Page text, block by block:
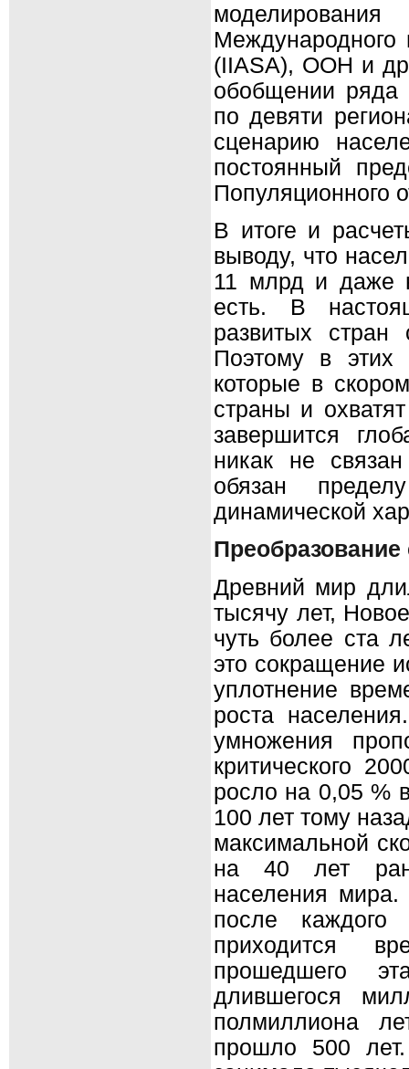
Международного
(IIASA), ООН и
обобщении ряда
по девяти
сценарию
постоянный
Популяционного
В итоге и
выводу, что
11 млрд и даже
есть. В
развитых стран
Поэтому в
которые в
страны и
завершится
никак не
обязан
динамической
Преобразование
Древний мир
тысячу лет,
чуть более ста
это сокращение
уплотнение
роста
умножения
критического
росло на 0,05 %
100 лет тому
максимальной
на 40 лет
населения мира.
после каждого
приходится
прошедшего
длившегося
полмиллиона
прошло 500